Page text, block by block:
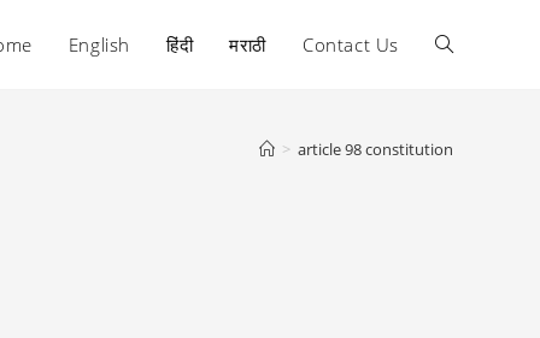
English हिंदी मराठी Contact Us Toggle
> article 98 constitution